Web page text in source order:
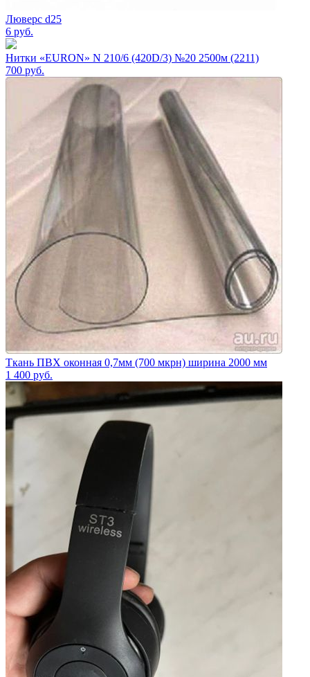
Люверс d25
6 руб.
Нитки «EURON» N 210/6 (420D/3) №20 2500м (2211)
700 руб.
Ткань ПВХ оконная 0,7мм (700 мкрн) ширина 2000 мм
1 400 руб.